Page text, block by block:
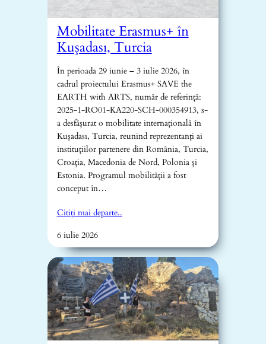
Mobilitate Erasmus+ în
Kuşadası, Turcia
În perioada 29 iunie – 3 iulie 2026, în
cadrul proiectului Erasmus+ SAVE the
EARTH with ARTS, număr de referință:
2025-1-RO01-KA220-SCH-000354913, s-
a desfășurat o mobilitate internațională în
Kuşadası, Turcia, reunind reprezentanți ai
instituțiilor partenere din România, Turcia,
Croația, Macedonia de Nord, Polonia și
Estonia. Programul mobilității a fost
conceput în…
Citiți mai departe..
6 iulie 2026